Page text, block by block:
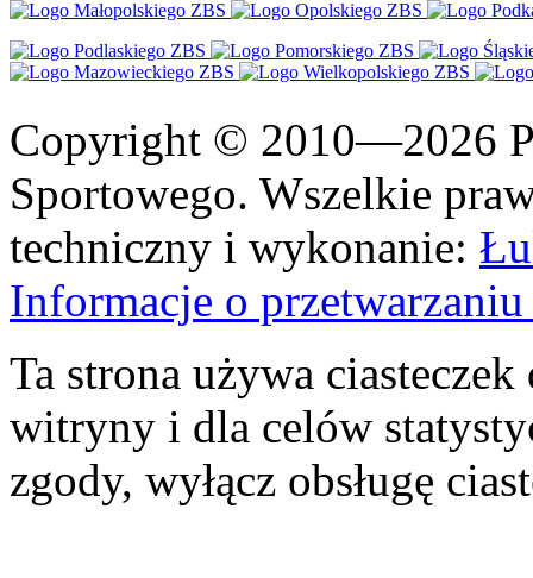
Copyright © 2010—2026
Sportowego. Wszelkie
techniczny i wykonanie:
Informacje o
Ta strona używa
witryny i dla celów
zgody, wyłącz obsługę